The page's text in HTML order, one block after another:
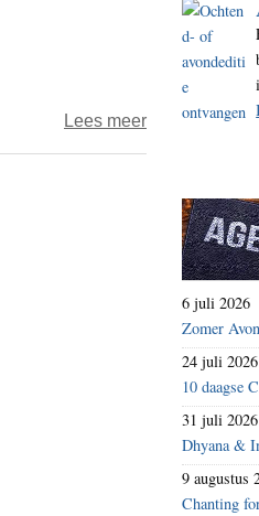
i
t
Lees meerover
2023
benenwagen
6 juli 2026
Zomer
24 juli 2026
10 daagse
31 juli 2026
Dhyana &
9 augustus
Chanting